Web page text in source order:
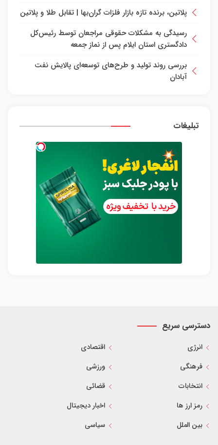
پلاتین، برنده تازه بازار فلزات گران‌بها | تقابل طلا و پلاتین
رسیدگی به مشکلات حقوقی مراجعان توسط رئیس‌کل
دادگستری استان ایلام پس از نماز جمعه
بررسی روند تولید و طرح‌های توسعه‌ای پالایش نفت
آبادان
تبلیغات
دسترسی سریع
انرژی
اقتصادی
فرهنگی
ورزشی
انتخابات
قضائی
رمز ارز ها
اخبار دیجیتال
بین الملل
سیاسی